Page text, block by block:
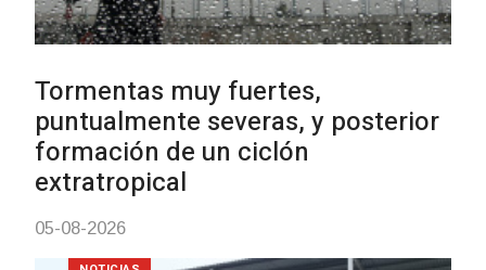
Clases de Muai Thai en
Charrúa
03-08-2026